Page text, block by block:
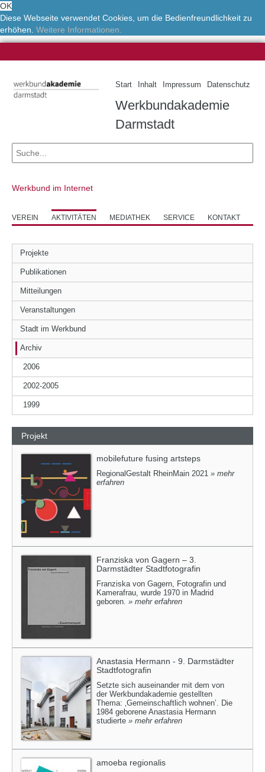
OK
Diese Webseite verwendet Cookies, um die Bedienfreundlichkeit zu
erhöhen. Weitere Informationen.
Start Inhalt Impressum Datenschutz
Werkbundakademie
Darmstadt
Werkbund im Internet
VEREIN AKTIVITÄTEN MEDIATHEK SERVICE KONTAKT
Projekte
Publikationen
Mitteilungen
Veranstaltungen
Stadt im Werkbund
Archiv
2006
2002-2005
1999
Projekt
mobilefuture fusing artsteps
RegionalGestalt RheinMain 2021 » mehr
erfahren
Franziska von Gagern – 3.
Darmstädter Stadtfotografin
Franziska von Gagern, Fotografin und
Kamerafrau, wurde 1970 in Madrid
geboren. » mehr erfahren
Anastasia Hermann - 9. Darmstädter
Stadtfotografin
Setzte sich auseinander mit dem von
der Werkbundakademie gestellten
Thema: ‚Gemeinschaftlich wohnen’. Die
1984 geborene Anastasia Hermann
studierte » mehr erfahren
amoeba regionalis